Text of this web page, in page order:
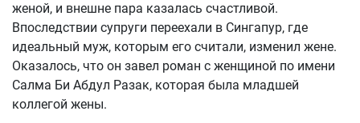
женой, и внешне пара казалась счастливой.
Впоследствии супруги переехали в Сингапур, где
идеальный муж, которым его считали, изменил жене.
Оказалось, что он завел роман с женщиной по имени
Салма Би Абдул Разак, которая была младшей
коллегой жены.